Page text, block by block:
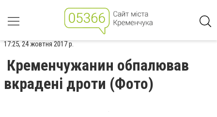
17:25, 24 жовтня 2017 р.
Кременчужанин обпалював
вкрадені дроти (Фото)